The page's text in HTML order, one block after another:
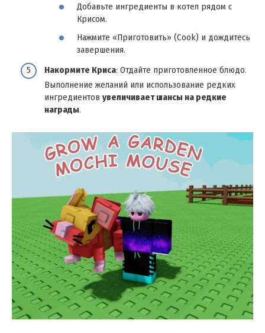
Добавьте ингредиенты в котел рядом с
Крисом.
Нажмите «Приготовить» (Cook) и дождитесь
завершения.
Накормите Криса: Отдайте приготовленное блюдо.
Выполнение желаний или использование редких
ингредиентов увеличивает шансы на редкие
награды.